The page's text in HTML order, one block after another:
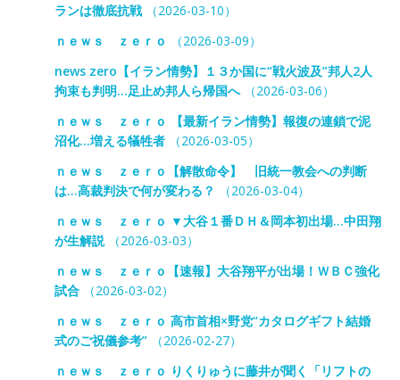
ランは徹底抗戦（2026-03-10）
ｎｅｗｓ ｚｅｒｏ
（2026-03-09）
news zero【イラン情勢】１３か国に“戦火波及”邦人2人
拘束も判明…足止め邦人ら帰国へ（2026-03-06）
ｎｅｗｓ ｚｅｒｏ 【最新イラン情勢】報復の連鎖で泥
沼化…増える犠牲者（2026-03-05）
ｎｅｗｓ ｚｅｒｏ【解散命令】 旧統一教会への判断
は…高裁判決で何が変わる？
（2026-03-04）
ｎｅｗｓ ｚｅｒｏ ▼大谷１番ＤＨ＆岡本初出場…中田翔
が生解説（2026-03-03）
ｎｅｗｓ ｚｅｒｏ【速報】大谷翔平が出場！ＷＢＣ強化
試合（2026-03-02）
ｎｅｗｓ ｚｅｒｏ 高市首相×野党“カタログギフト結婚
式のご祝儀参考”（2026-02-27）
ｎｅｗｓ ｚｅｒｏ りくりゅうに藤井が聞く「リフトの